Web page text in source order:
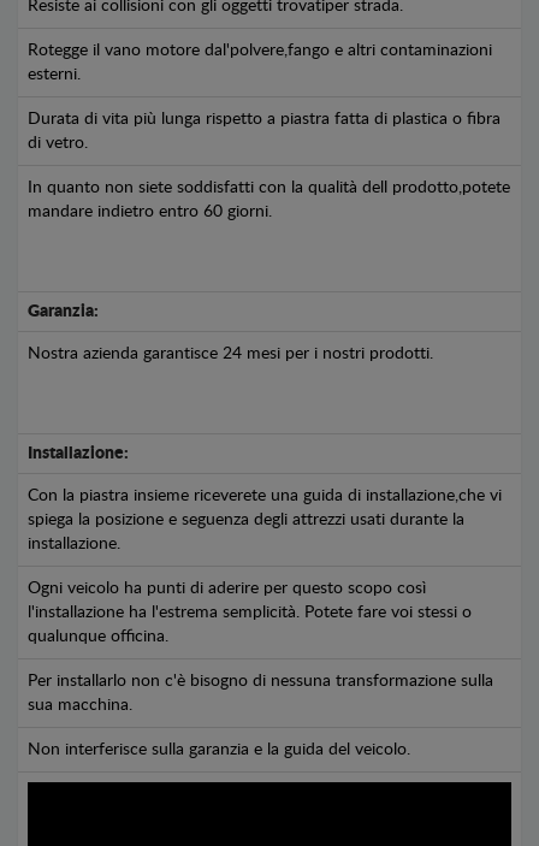
Resiste ai collisioni con gli oggetti trovatiper strada.
Rotegge il vano motore dal'polvere,fango e altri contaminazioni
esterni.
Durata di vita più lunga rispetto a piastra fatta di plastica o fibra
di vetro.
In quanto non siete soddisfatti con la qualità dell prodotto,potete
mandare indietro entro 60 giorni.
Garanzia:
Nostra azienda garantisce 24 mesi per i nostri prodotti.
Installazione:
Con la piastra insieme riceverete una guida di installazione,che vi
spiega la posizione e seguenza degli attrezzi usati durante la
installazione.
Ogni veicolo ha punti di aderire per questo scopo così
l'installazione ha l'estrema semplicità. Potete fare voi stessi o
qualunque officina.
Per installarlo non c'è bisogno di nessuna transformazione sulla
sua macchina.
Non interferisce sulla garanzia e la guida del veicolo.